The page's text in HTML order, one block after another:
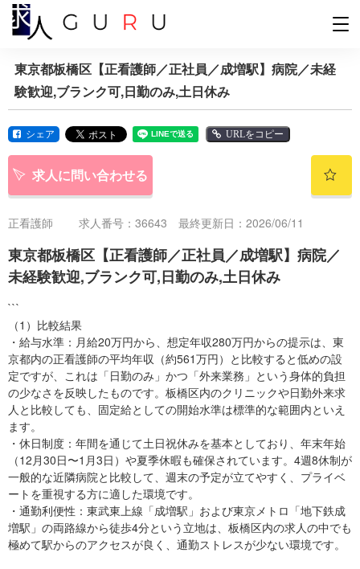
東京都板橋区【正看護師／正社員／成増駅】病院／未経
験歓迎,ブランク可,日勤のみ,土日休み
シェア URLをコピー
求人に問い合わせる
正看護師 求人番号：36643 最終更新日：2026/06/11
東京都板橋区【正看護師／正社員／成増駅】病院／
未経験歓迎,ブランク可,日勤のみ,土日休み
```
（1）比較結果
・給与水準：月給20万円から、想定年収280万円からの提示は、東
京都内の正看護師の平均年収（約561万円）と比較すると低めの設
定ですが、これは「日勤のみ」かつ「外来業務」という身体的負担
の少なさを反映したものです。板橋区内のクリニックや日勤外来求
人と比較しても、固定給としての開始水準は標準的な範囲内といえ
ます。
・休日制度：年間を通じて土日祝休みを基本としており、年末年始
（12月30日〜1月3日）や夏季休暇も確保されています。4週8休制が
一般的な近隣病院と比較して、週末の予定が立てやすく、プライベ
ートを重視する方に適した環境です。
・通勤利便性：東武東上線「成増駅」および東京メトロ「地下鉄成
増駅」の両路線から徒歩4分という立地は、板橋区内の求人の中でも
極めて駅からのアクセスが良く、通勤ストレスが少ない環境です。